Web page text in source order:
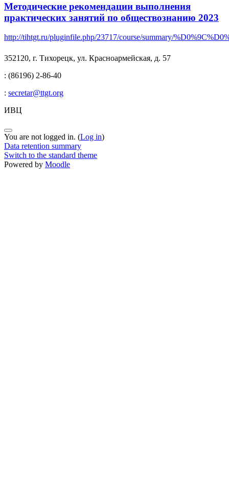
Методические рекомендации выполнения
практических занятий по обществознанию 2023
http://tihtgt.ru/pluginfile.php/23717/course/summary/
352120, г. Тихорецк, ул. Красноармейская, д. 57
: (86196) 2-86-40
: secretar@ttgt.org
ИВЦ
You are not logged in. (Log in)
Data retention summary
Switch to the standard theme
Powered by Moodle